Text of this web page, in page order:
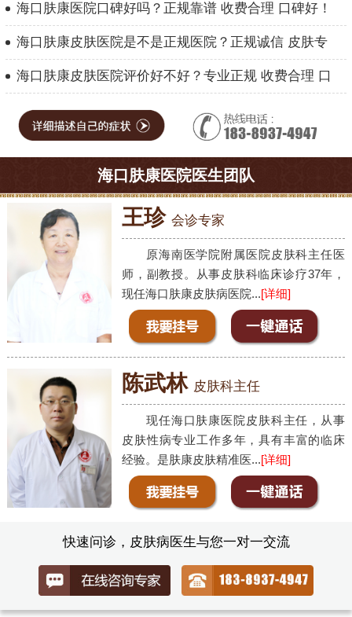
海口肤康医院口碑好吗？正规靠谱 收费合理 口碑好！
海口肤康皮肤医院是不是正规医院？正规诚信 皮肤专
海口肤康皮肤医院评价好不好？专业正规 收费合理 口
海口肤康医院医生团队
王珍 会诊专家
原海南医学院附属医院皮肤科主任医
师，副教授。从事皮肤科临床诊疗37年，
现任海口肤康皮肤病医院...[详细]
陈武林 皮肤科主任
现任海口肤康医院皮肤科主任，从事
皮肤性病专业工作多年，具有丰富的临床
经验。是肤康皮肤精准医...[详细]
快速问诊，皮肤病医生与您一对一交流